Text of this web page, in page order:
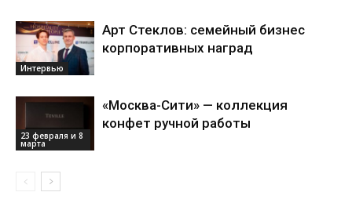
Интервью
Арт Стеклов: семейный бизнес
корпоративных наград
23 февраля и 8
марта
«Москва-Сити» — коллекция
конфет ручной работы